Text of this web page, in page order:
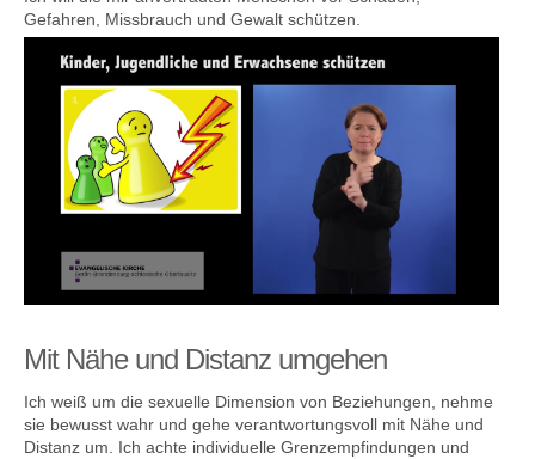
Gefahren, Missbrauch und Gewalt schützen.
Mit Nähe und Distanz umgehen
Ich weiß um die sexuelle Dimension von Beziehungen, nehme
sie bewusst wahr und gehe verantwortungsvoll mit Nähe und
Distanz um. Ich achte individuelle Grenzempfindungen und